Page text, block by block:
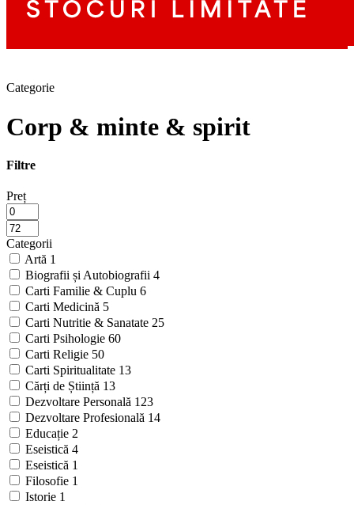
Categorie
Corp & minte & spirit
Filtre
Preț
Categorii
Artă 1
Biografii și Autobiografii 4
Carti Familie & Cuplu 6
Carti Medicină 5
Carti Nutritie & Sanatate 25
Carti Psihologie 60
Carti Religie 50
Carti Spiritualitate 13
Cărți de Știință 13
Dezvoltare Personală 123
Dezvoltare Profesională 14
Educație 2
Eseistică 4
Eseistică 1
Filosofie 1
Istorie 1